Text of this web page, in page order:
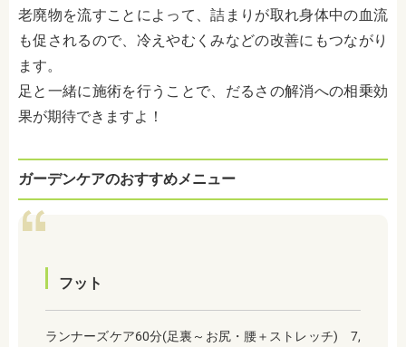
老廃物を流すことによって、詰まりが取れ身体中の血流
も促されるので、冷えやむくみなどの改善にもつながり
ます。
足と一緒に施術を行うことで、だるさの解消への相乗効
果が期待できますよ！
ガーデンケアのおすすめメニュー
フット
ランナーズケア60分(足裏～お尻・腰＋ストレッチ) 7,